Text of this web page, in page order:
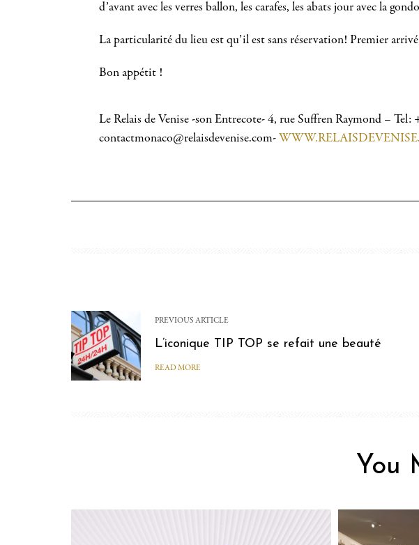
d’avant avec les verres ballon, les carafes, les abats jour avec la
La particularité du lieu est qu’il est sans réservation! Premier
Bon appétit !
Le Relais de Venise -son Entrecote- 4, rue Suffren Raymond –
contactmonaco@relaisdevenise.com-
PREVIOUS ARTICLE
L’iconique TIP TOP se refait une beauté
READ MORE
You